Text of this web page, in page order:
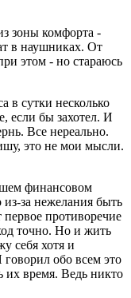
зоны комфорта -
в наушниках. От
этом - но стараюсь
в сутки несколько
если бы захотел. И
Все нереально.
это не мои мысли.
финансовом
за нежелания быть
противоречие
точно. Но и жить
себя хотя и
обо всем это
их время. Ведь никто